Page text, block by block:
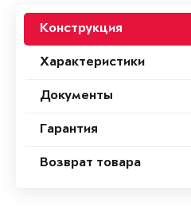
Конструкция
Характеристики
Документы
Гарантия
Возврат товара